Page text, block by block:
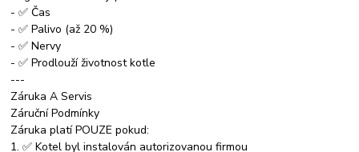
- ✅ Čas
- ✅ Palivo (až 20 %)
- ✅ Nervy
- ✅ Prodlouží životnost kotle
---
Záruka A Servis
Záruční Podmínky
Záruka platí POUZE pokud:
1. ✅ Kotel byl instalován autorizovanou firmou